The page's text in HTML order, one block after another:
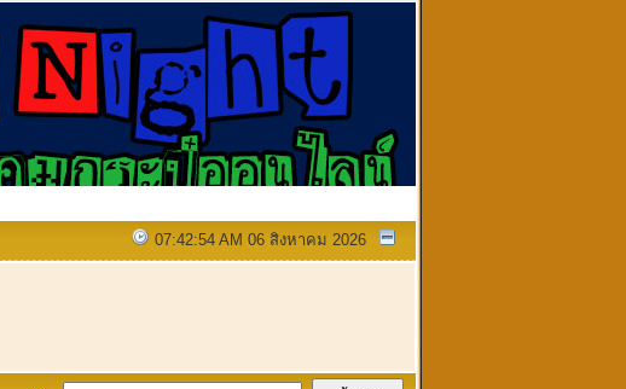
07:42:54 AM 06 สิงหาคม 2026